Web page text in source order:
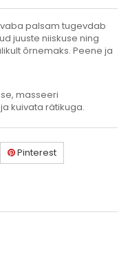
palsam tugevdab
juuste niiskuse ning
õrnemaks. Peene ja
masseeri
kuivata rätikuga.
Pinterest